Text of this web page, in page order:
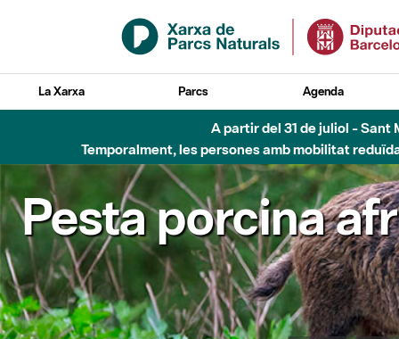
Salta al contingut principal
La Xarxa Parcs Agenda
A partir del 31 de juliol -
Temporalment, les persones amb mobilitat
Pesta porcina